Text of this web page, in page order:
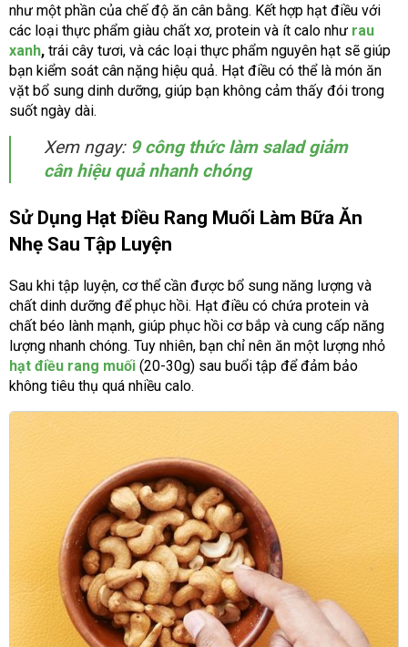
như một phần của chế độ ăn cân bằng. Kết hợp hạt điều với
các loại thực phẩm giàu chất xơ, protein và ít calo như rau
xanh, trái cây tươi, và các loại thực phẩm nguyên hạt sẽ giúp
bạn kiểm soát cân nặng hiệu quả. Hạt điều có thể là món ăn
vặt bổ sung dinh dưỡng, giúp bạn không cảm thấy đói trong
suốt ngày dài.
Xem ngay: 9 công thức làm salad giảm
cân hiệu quả nhanh chóng
Sử Dụng Hạt Điều Rang Muối Làm Bữa Ăn
Nhẹ Sau Tập Luyện
Sau khi tập luyện, cơ thể cần được bổ sung năng lượng và
chất dinh dưỡng để phục hồi. Hạt điều có chứa protein và
chất béo lành mạnh, giúp phục hồi cơ bắp và cung cấp năng
lượng nhanh chóng. Tuy nhiên, bạn chỉ nên ăn một lượng nhỏ
hạt điều rang muối (20-30g) sau buổi tập để đảm bảo
không tiêu thụ quá nhiều calo.